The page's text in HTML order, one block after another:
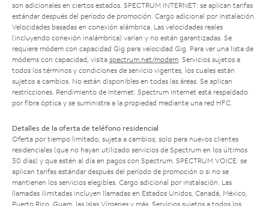
son adicionales en ciertos estados. SPECTRUM INTERNET: se aplican tarifas
estándar después del período de promoción. Cargo adicional por instalación.
Velocidades basadas en conexión alámbrica. Las velocidades reales
(incluyendo conexión inalámbrica) varían y no están garantizadas. Se
requiere módem con capacidad Gig para velocidad Gig. Para ver una lista de
módems con capacidad, visita spectrum.net/modem. Servicios sujetos a
todos los términos y condiciones de servicio vigentes, los cuales están
sujetos a cambios. No están disponibles en todas las áreas. Se aplican
restricciones. Rendimiento de Internet: Spectrum Internet está respaldado
por fibra óptica y se suministra a la propiedad mediante una red HFC.
Detalles de la oferta de teléfono residencial
Oferta por tiempo limitado; sujeta a cambios; solo para nuevos clientes
residenciales (que no hayan utilizado servicios de Spectrum en los últimos
30 días) y que estén al día en pagos con Spectrum. SPECTRUM VOICE: se
aplican tarifas estándar después del período de promoción o si no se
mantienen los servicios elegibles. Cargo adicional por instalación. Las
llamadas ilimitadas incluyen llamadas en Estados Unidos, Canadá, México,
Puerto Rico, Guam, las Islas Vírgenes y más. Servicios sujetos a todos los